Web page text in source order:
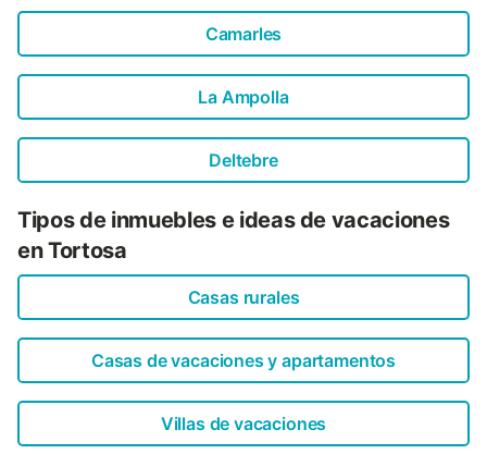
Camarles
La Ampolla
Deltebre
Tipos de inmuebles e ideas de vacaciones
en Tortosa
Casas rurales
Casas de vacaciones y apartamentos
Villas de vacaciones